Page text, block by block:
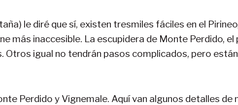
le diré que sí, existen tresmiles fáciles en el
más inaccesible. La escupidera de Monte Perdido,
igual no tendrán pasos complicados, pero
Perdido y Vignemale. Aquí van algunos detalles de